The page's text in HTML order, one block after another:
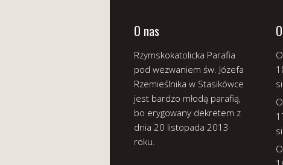
O nas
Rzymskokatolicka Parafia
pod wezwaniem św. Józefa
Rzemieślnika w Stasikówce
jest bardzo młodą parafią,
bo erygowany dekretem z
dnia 20 listopada 2013
roku.